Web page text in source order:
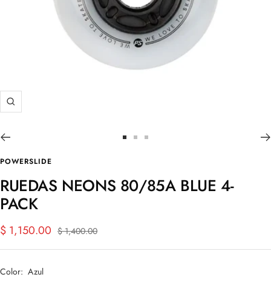
Zoom
diapositiva
diapositiva
diapositiva
POWERSLIDE
RUEDAS NEONS 80/85A BLUE 4-
PACK
Precio
de
venta
$ 1,150.00 Precio
$ 1,400.00
Color: Azul